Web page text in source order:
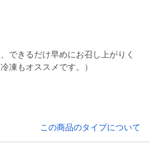
できるだけ早めにお召し上がりく
凍もオススメです。）
この商品のタイプについて